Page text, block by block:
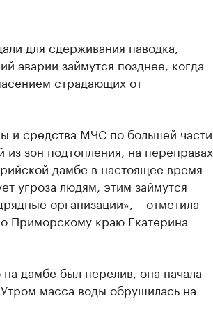
для сдерживания паводка,
аварии займутся позднее, когда
страдающих от
и средства МЧС по большей части
зон подтопления, на переправах.
дамбе в настоящее время
угроза людям, этим займутся
организации», – отметила
Приморскому краю Екатерина
дамбе был перелив, она начала
масса воды обрушилась на